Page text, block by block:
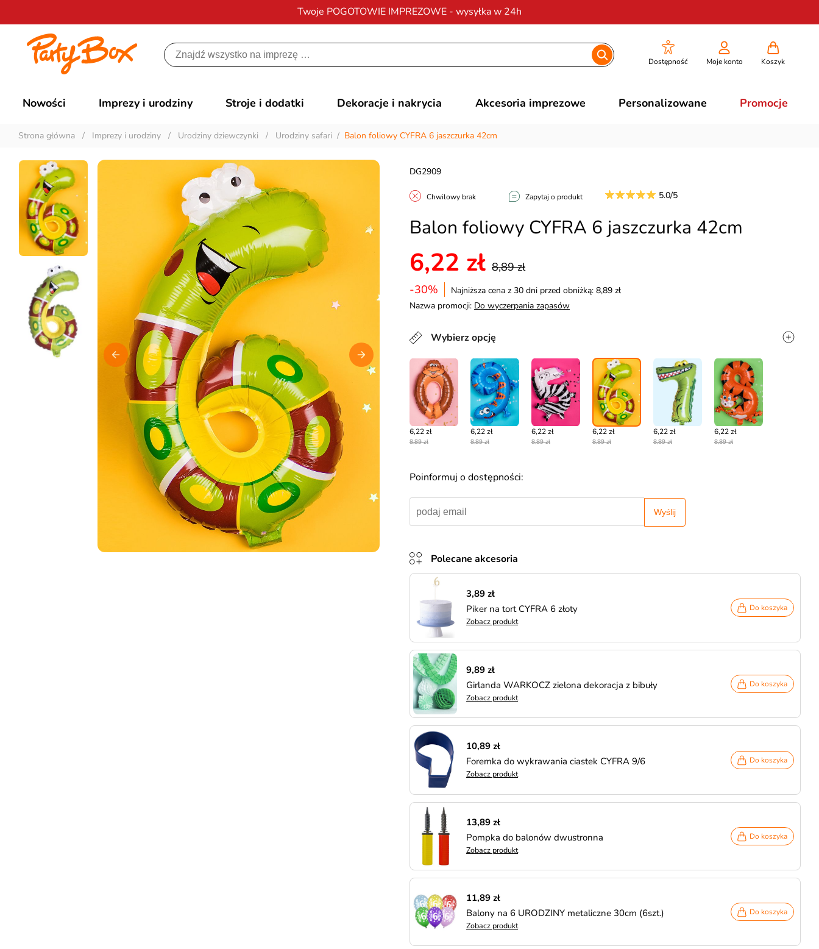
Twoje POGOTOWIE IMPREZOWE - wysyłka w 24h
Darmowa dostawana zamówienia od 200 zł
Dostępność Moje konto Koszyk
Nowości Imprezy i urodziny Stroje i dodatki Dekoracje i nakrycia Akcesoria imprezowe Personalizowane Promocje
Strona główna / Imprezy i urodziny / Urodziny dziewczynki / Urodziny safari / Balon foliowy CYFRA 6 jaszczurka 42cm
Balon foliowy CYFRA 6 jaszczurka 42cm
DG2909
Chwilowy brak Zapytaj o produkt 5.0/5
6,22 zł 8,89 zł
-30%
Najniższa cena z 30 dni przed obniżką: 8,89 zł
Nazwa promocji: Do wyczerpania zapasów
Poinformuj o dostępności:
Wyślij
Wybierz opcję
6,22 zł
8,89 zł
6,22 zł
8,89 zł
6,22 zł
8,89 zł
6,22 zł
8,89 zł
6,22 zł
8,89 zł
6,22 zł
8,89 zł
Polecane akcesoria
3,89 zł
Piker na tort CYFRA 6 złoty
Zobacz produkt
Do koszyka
9,89 zł
Girlanda WARKOCZ zielona dekoracja z bibuły
Zobacz produkt
Do koszyka
10,89 zł
Foremka do wykrawania ciastek CYFRA 9/6
Zobacz produkt
Do koszyka
13,89 zł
Pompka do balonów dwustronna
Zobacz produkt
Do koszyka
11,89 zł
Balony na 6 URODZINY metaliczne 30cm (6szt.)
Zobacz produkt
Do koszyka